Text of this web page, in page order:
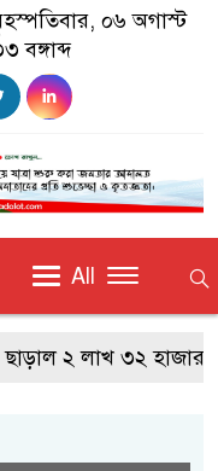
০৬ অগাস্ট
বঙ্গাব্দ
All
২ লাখ ৩২ হাজার